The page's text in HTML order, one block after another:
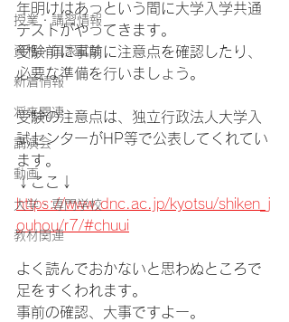
授業・講習情報
資格・国家試験
新着情報
将来関連
講演会
動画
大学・専門学校
教材関連
年明けはあっという間に大学入学共通
テストがやってきます。
受験前に事前に注意点を確認したり、
必要な準備を行いましょう。
受験の注意点は、独立行政法人大学入
試センターがHP等で公表してくれてい
ます。
↓ここ↓
https://www.dnc.ac.jp/kyotsu/shiken_j
ouhou/r7/#chuui
よく読んでおかないと思わぬところで
足をすくわれます。
事前の確認、大事ですよー。